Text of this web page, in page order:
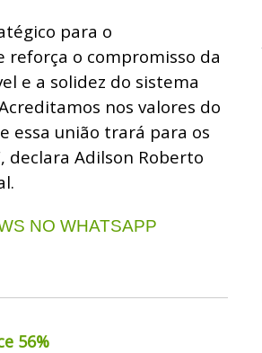
para o
o compromisso da
e a solidez do sistema
nos valores do
essa união trará para os
declara Adilson Roberto
NO WHATSAPP
56%